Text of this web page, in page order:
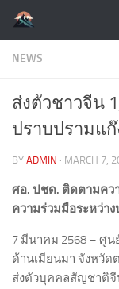
Skip to content
NEWS
ส่งตัวชาวจีน
ปราบปรามแ
BY ADMIN · MARCH 7,
ศอ. ปชด. ติดตามคว
ความร่วมมือระหว่าง
7 มีนาคม 2568 – ศู
ด้านเมียนมา จังหวัด
ส่งตัวบุคคลสัญชาติจี